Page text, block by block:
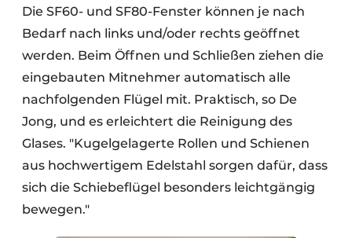
Die SF60- und SF80-Fenster können je nach
Bedarf nach links und/oder rechts geöffnet
werden. Beim Öffnen und Schließen ziehen die
eingebauten Mitnehmer automatisch alle
nachfolgenden Flügel mit. Praktisch, so De
Jong, und es erleichtert die Reinigung des
Glases. "Kugelgelagerte Rollen und Schienen
aus hochwertigem Edelstahl sorgen dafür, dass
sich die Schiebeflügel besonders leichtgängig
bewegen."